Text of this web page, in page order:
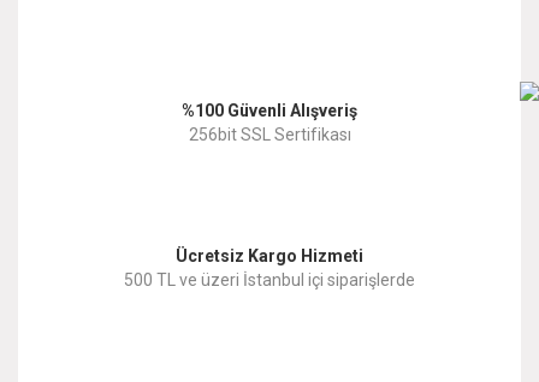
Ürün fiyatı diğer sitelerden daha pahalı.
%100 Güvenli Alışveriş
256bit SSL Sertifikası
Ücretsiz Kargo Hizmeti
500 TL ve üzeri İstanbul içi siparişlerde